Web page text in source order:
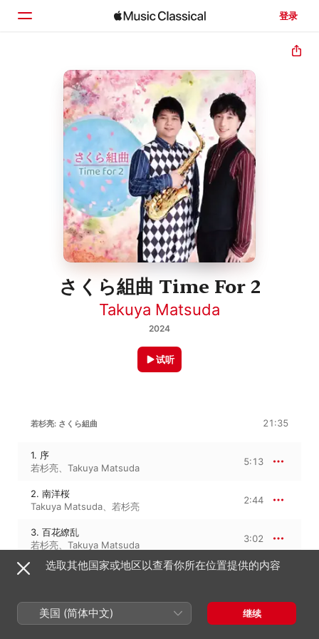
登录
主页
浏览
搜索
さくら組曲 Time For 2
Takuya Matsuda
2024
试听
若杉亮: さくら組曲 21:35
1. 序
若杉亮、 Takuya Matsuda
5:13
2. 南洋桜
Takuya Matsuda、 若杉亮
2:44
3. 百花繚乱
若杉亮、 Takuya Matsuda
3:02
4. 枝垂れ桜
5. 散りゆく桜へ
Takuya Matsuda、若杉亮
5:53
选取其他国家或地区以查看你所在位置提供的内容
美国 (简体中文) 继续